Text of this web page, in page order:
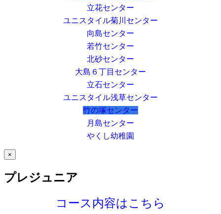
立花センター
ユニスタイル菊川センター
向島センター
若竹センター
北砂センター
大島６丁目センター
立石センター
ユニスタイル浅草センター
竹の塚センター
月島センター
やくし幼稚園
×
プレジュニア
コース内容はこちら